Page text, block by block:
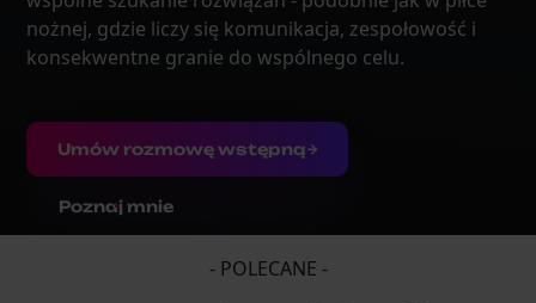
nożnej, gdzie liczy się komunikacja, zespołowość i
konsekwentne granie do wspólnego celu.
Umów rozmowę wstępną
Poznaj mnie
- POLECANE -